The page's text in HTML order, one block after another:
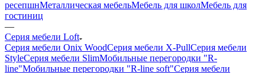
ресепшнМеталлическая мебельМебель для школМебель для
гостиниц
—
Серия мебели Loft
Серия мебели Onix WoodСерия мебели X-PullСерия мебели
StyleСерия мебели SlimМобильные перегородки "R-
line"Мобильные перегородки "R-line soft"Серия мебели